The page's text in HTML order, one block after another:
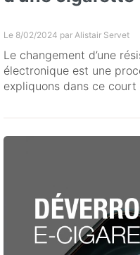
Le 8/02/2024 par Alistair Servet
Le changement d’une
électronique est une
expliquons dans ce